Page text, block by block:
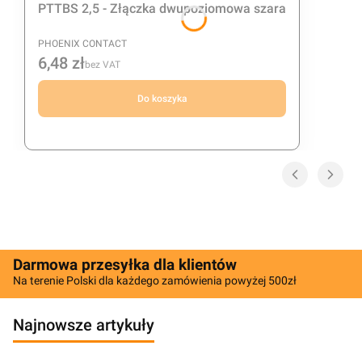
PTTBS 2,5 - Złączka dwupoziomowa szara
PRODUCENT
PHOENIX CONTACT
Cena
6,48 złbez VAT
Do koszyka
Darmowa przesyłka dla klientów
Na terenie Polski dla każdego zamówienia powyżej 500zł
Najnowsze artykuły